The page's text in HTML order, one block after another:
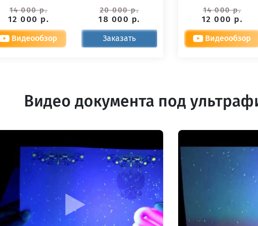
14 000 р.
12 000 р.
20 000 р.
18 000 р.
Видеообзор Заказать
14 000 р.
12 000 р.
Видеообзор
Видео документа под